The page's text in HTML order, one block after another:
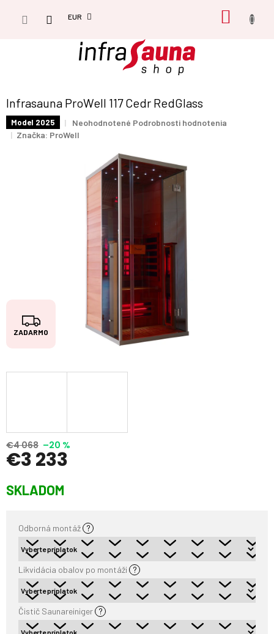
EUR
Infrasauna ProWell 117 Cedr RedGlass
Model 2025
Priemerné
hodnotenie
hviezdičiek.
Neohodnotené Podrobnosti hodnotenia
Značka: ProWell
Z
A
A
O
ZADARMO
€4 068 –20 %
€3 233
cena:
SKLADOM
Odborná montáž ?
Likvidácia obalov po montáži ?
Čistič Saunareiniger ?